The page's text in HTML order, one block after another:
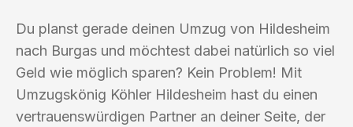
Du planst gerade deinen Umzug von Hildesheim
nach Burgas und möchtest dabei natürlich so viel
Geld wie möglich sparen? Kein Problem! Mit
Umzugskönig Köhler Hildesheim hast du einen
vertrauenswürdigen Partner an deiner Seite, der